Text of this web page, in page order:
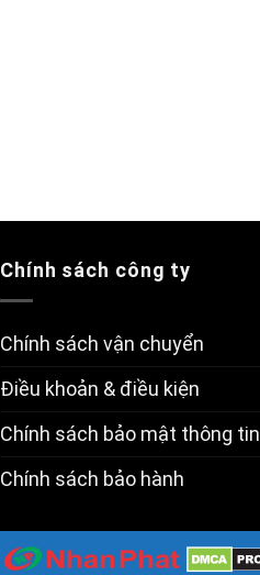
Chính sách công ty
Chính sách vận chuyển
Điều khoản & điều kiện
Chính sách bảo mật thông tin
Chính sách bảo hành